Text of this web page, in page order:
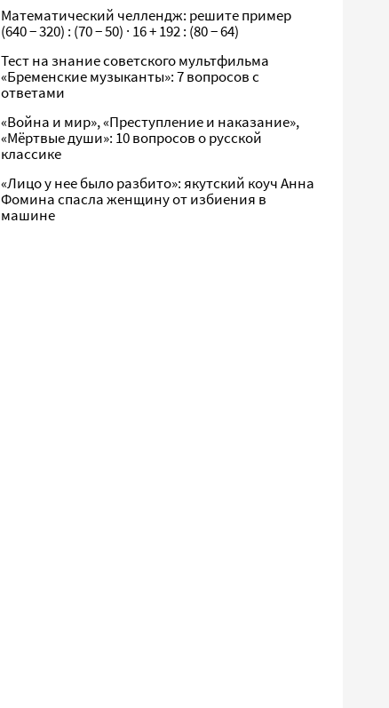
Математический челлендж: решите пример
(640 − 320) : (70 − 50) · 16 + 192 : (80 − 64)
Тест на знание советского мультфильма
«Бременские музыканты»: 7 вопросов с
ответами
«Война и мир», «Преступление и наказание»,
«Мёртвые души»: 10 вопросов о русской
классике
«Лицо у нее было разбито»: якутский коуч Анна
Фомина спасла женщину от избиения в
машине